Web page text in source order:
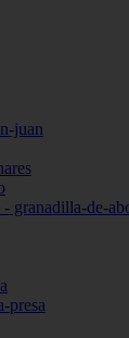
juan
granadilla-de-
presa